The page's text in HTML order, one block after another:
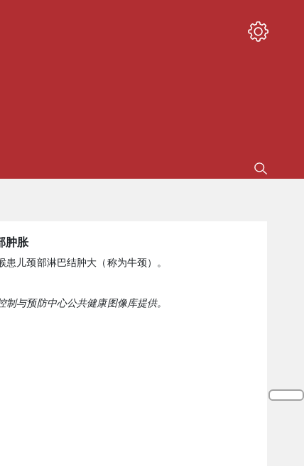
肿胀
患儿颈部淋巴结肿大（称为牛颈）。
制与预防中心公共健康图像库提供。